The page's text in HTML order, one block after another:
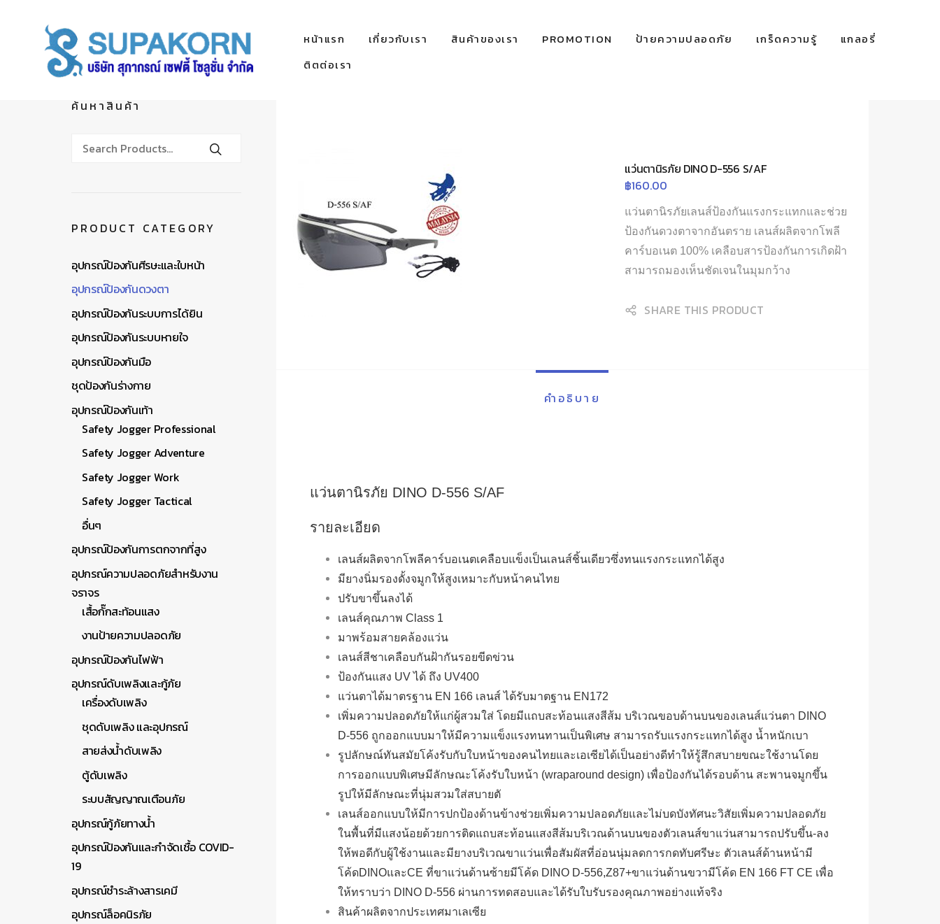
หน้าแรก เกี่ยวกับเรา สินค้าของเรา PROMOTION ป้ายความปลอดภัย เกร็ดความรู้
แกลอรี่
ติตต่อเรา
แว่นตานิรภัย DINO D-556 S/AF
฿160.00
แว่นตานิรภัยเลนส์ป้องกันแรงกระแทกและช่วย
ป้องกันดวงตาจากอันตราย เลนส์ผลิตจากโพลี
คาร์บอเนต 100% เคลือบสารป้องกันการเกิดฝ้า
สามารถมองเห็นชัดเจนในมุมกว้าง
SHARE THIS PRODUCT
คำอธิบาย
แว่นตานิรภัย DINO D-556 S/AF
รายละเอียด
เลนส์ผลิตจากโพลีคาร์บอเนตเคลือบแข็งเป็นเลนส์ชิ้นเดียวซึ่งทนแรงกระแทกได้สูง
มียางนิ่มรองดั้งจมูกให้สูงเหมาะกับหน้าคนไทย
ปรับขาขึ้นลงได้
เลนส์คุณภาพ Class 1
มาพร้อมสายคล้องแว่น
เลนส์สีชาเคลือบกันฝ้ากันรอยขีดข่วน
ป้องกันแสง UV ได้ ถึง UV400
แว่นตาได้มาตรฐาน EN 166 เลนส์ ได้รับมาตฐาน EN172
เพิ่มความปลอดภัยให้แก่ผู้สวมใส่ โดยมีแถบสะท้อนแสงสีส้ม บริเวณขอบด้านบนของเลนส์แว่นตา DINO
D-556 ถูกออกแบบมาให้มีความแข็งแรงทนทานเป็นพิเศษ สามารถรับแรงกระแทกได้สูง น้ำหนักเบา
รูปลักษณ์ทันสมัยโค้งรับกับใบหน้าของคนไทยและเอเซียได้เป็นอย่างดีทำให้รู้สึกสบายขณะใช้งานโดย
การออกแบบพิเศษมีลักษณะโค้งรับใบหน้า (wraparound design) เพื่อป้องกันได้รอบด้าน สะพานจมูกขึ้น
รูปให้มีลักษณะที่นุ่มสวมใส่สบายตั
เลนส์ออกแบบให้มีการปกป้องด้านข้างช่วยเพิ่มความปลอดภัยและไม่บดบังทัศนะวิสัยเพิ่มความปลอดภัย
ในพื้นที่มีแสงน้อยด้วยการติดแถบสะท้อนแสงสีส้มบริเวณด้านบนของตัวเลนส์ขาแว่นสามารถปรับขึ้น-ลง
ให้พอดีกับผู้ใช้งานและมียางบริเวณขาแว่นเพื่อสัมผัสที่อ่อนนุ่มลดการกดทับศรีษะ ตัวเลนส์ด้านหน้ามี
โค้ดDINOและCE ที่ขาแว่นด้านซ้ายมีโค้ด DINO D-556,Z87+ขาแว่นด้านขวามีโค้ด EN 166 FT CE เพื่อ
ให้ทราบว่า DINO D-556 ผ่านการทดสอบและได้รับใบรับรองคุณภาพอย่างแท้จริง
สินค้าผลิตจากประเทศมาเลเซีย
ค้นหาสินค้า
PRODUCT CATEGORY
อุปกรณ์ป้องกันศีรษะและใบหน้า
อุปกรณ์ป้องกันดวงตา
อุปกรณ์ป้องกันระบบการได้ยิน
อุปกรณ์ป้องกันระบบหายใจ
อุปกรณ์ป้องกันมือ
ชุดป้องกันร่างกาย
อุปกรณ์ป้องกันเท้า
Safety Jogger Professional
Safety Jogger Adventure
Safety Jogger Work
Safety Jogger Tactical
อื่นๆ
อุปกรณ์ป้องกันการตกจากที่สูง
อุปกรณ์ความปลอดภัยสำหรับงาน
จราจร
เสื้อกั๊กสะท้อนแสง
งานป้ายความปลอดภัย
อุปกรณ์ป้องกันไฟฟ้า
อุปกรณ์ดับเพลิงและกู้ภัย
เครื่องดับเพลิง
ชุดดับเพลิง และอุปกรณ์
สายส่งน้ำดับเพลิง
ตู้ดับเพลิง
ระบบสัญญาณเตือนภัย
อุปกรณ์กู้ภัยทางน้ำ
อุปกรณ์ป้องกันและกำจัดเชื้อ COVID-
19
อุปกรณ์ชำระล้างสารเคมี
อุปกรณ์ล็อคนิรภัย